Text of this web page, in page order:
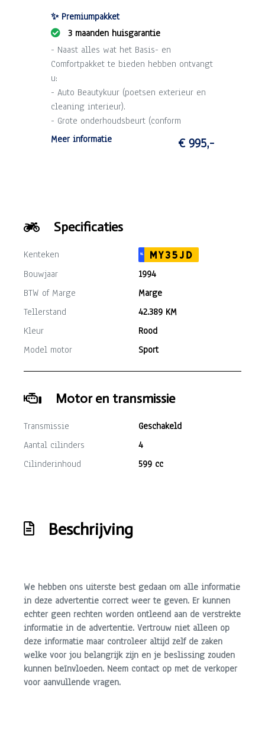
✨ Premiumpakket
3 maanden huisgarantie
- Naast alles wat het Basis- en
Comfortpakket te bieden hebben ontvangt
u:
- Auto Beautykuur (poetsen exterieur en
cleaning interieur).
- Grote onderhoudsbeurt (conform
schema).
- 3 maanden garantie op draaiende delen
Meer informatie € 995,-
Specificaties
Kenteken NL
MY35JD
Bouwjaar
1994
BTW of Marge
Marge
Tellerstand
42.389 KM
Kleur
Rood
Model motor
Sport
Motor en transmissie
Transmissie
Geschakeld
Aantal cilinders
4
Cilinderinhoud
599 cc
Beschrijving
We hebben ons uiterste best gedaan om alle informatie
in deze advertentie correct weer te geven. Er kunnen
echter geen rechten worden ontleend aan de verstrekte
informatie in de advertentie. Vertrouw niet alleen op
deze informatie maar controleer altijd zelf de zaken
welke voor jou belangrijk zijn en je beslissing zouden
kunnen beïnvloeden. Neem contact op met de verkoper
voor aanvullende vragen.